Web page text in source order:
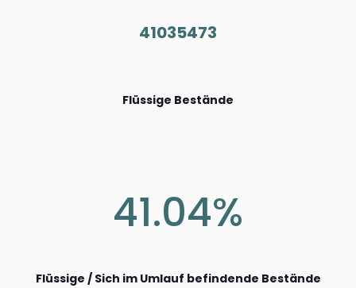
41035473
Flüssige Bestände
41.04%
Flüssige / Sich im Umlauf befindende Bestände